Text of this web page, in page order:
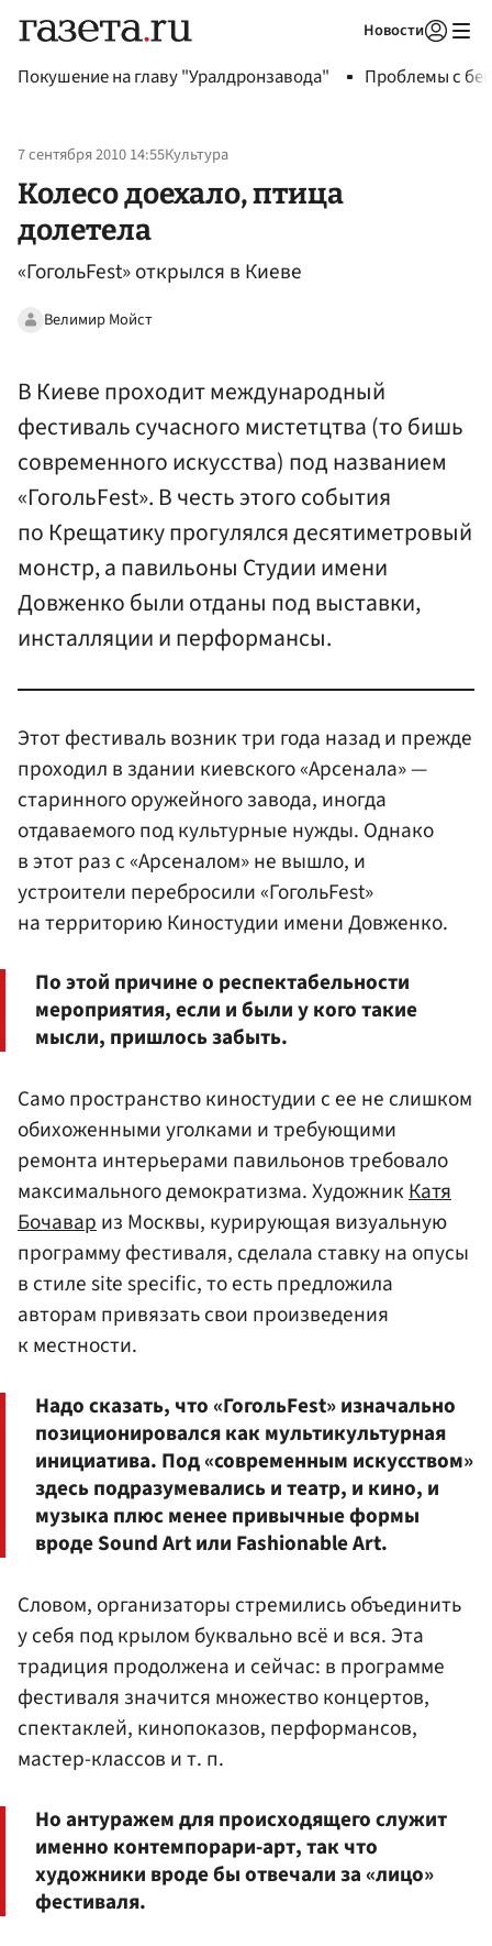
Новости
Покушение на главу "Уралдронзавода" Проблемы с
7 сентября 2010 14:55Культура
Колесо доехало, птица
долетела
«ГогольFest» открылся в Киеве
Велимир Мойст
В Киеве проходит международный
фестиваль сучасного мистетцтва (то бишь
современного искусства) под названием
«ГогольFest». В честь этого события
по Крещатику прогулялся десятиметровый
монстр, а павильоны Студии имени
Довженко были отданы под выставки,
инсталляции и перформансы.
Этот фестиваль возник три года назад и прежде
проходил в здании киевского «Арсенала» —
старинного оружейного завода, иногда
отдаваемого под культурные нужды. Однако
в этот раз с «Арсеналом» не вышло, и
устроители перебросили «ГогольFest»
на территорию Киностудии имени Довженко.
По этой причине о респектабельности
мероприятия, если и были у кого такие
мысли, пришлось забыть.
Само пространство киностудии с ее не слишком
обихоженными уголками и требующими
ремонта интерьерами павильонов требовало
максимального демократизма. ХудожникКатя
Бочавариз Москвы, курирующая визуальную
программу фестиваля, сделала ставку на опусы
в стиле site specific, то есть предложила
авторам привязать свои произведения
к местности.
Надо сказать, что «ГогольFest» изначально
позиционировался как мультикультурная
инициатива. Под «современным искусством»
здесь подразумевались и театр, и кино, и
музыка плюс менее привычные формы
вроде Sound Art или Fashionable Art.
Словом, организаторы стремились объединить
у себя под крылом буквально всё и вся. Эта
традиция продолжена и сейчас: в программе
фестиваля значится множество концертов,
спектаклей, кинопоказов, перформансов,
мастер-классов и т. п.
Но антуражем для происходящего служит
именно контемпорари-арт, так что
художники вроде бы отвечали за «лицо»
фестиваля.